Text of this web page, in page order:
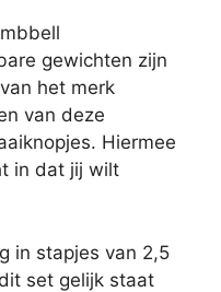
gewichten zijn
het merk
van deze
Hiermee
in dat jij wilt
in stapjes van 2,5
set gelijk staat